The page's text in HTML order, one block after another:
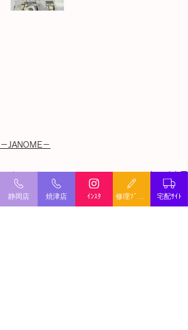
－JANOME－
最新記事
静岡店 焼津店 ｲﾝｽﾀ 宅配ｻｲﾄ